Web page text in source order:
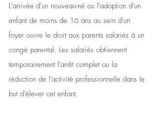
L'arrivée d'un nouveau-né ou l'adoption d'un
enfant de moins de 16 ans au sein d'un
foyer ouvre le droit aux parents salariés à un
congé parental. Les salariés obtiennent
temporairement l'arrêt complet ou la
réduction de l'activité professionnelle dans le
but d'élever cet enfant.